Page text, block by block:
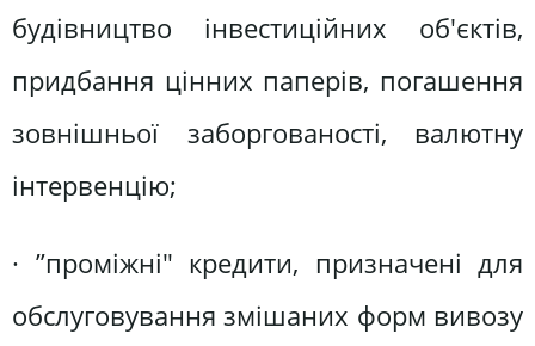
будівництво інвестиційних об'єктів,
придбання цінних паперів, погашення
зовнішньої заборгованості, валютну
інтервенцію;
· ”проміжні" кредити, призначені для
обслуговування змішаних форм вивозу